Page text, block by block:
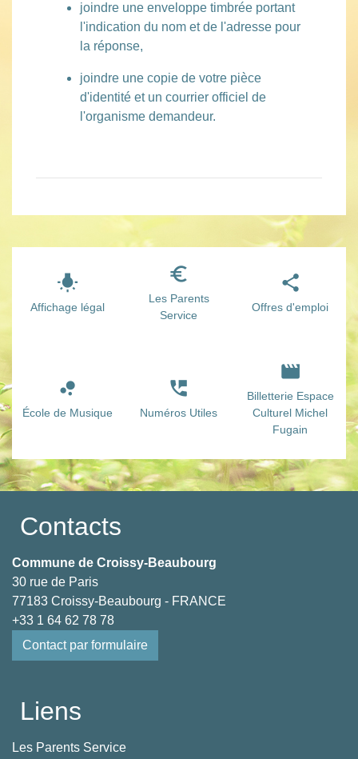
joindre une enveloppe timbrée portant
l'indication du nom et de l'adresse pour
la réponse,
joindre une copie de votre pièce
d'identité et un courrier officiel de
l'organisme demandeur.
wb_incandescent
Affichage légal
euro_symbol
Les Parents
Service
share
Offres d'emploi
bubble_chart
École de Musique
perm_phone_msg
Numéros Utiles
movie
Billetterie Espace
Culturel Michel
Fugain
Contacts
Commune de Croissy-Beaubourg
30 rue de Paris
77183 Croissy-Beaubourg - FRANCE
+33 1 64 62 78 78
Contact par formulaire
Liens
Les Parents Service